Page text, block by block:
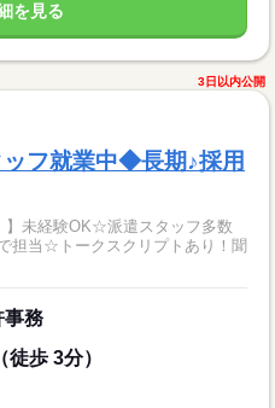
を見る
3日以内公開
ッフ就業中◆長期♪採用
未経験OK☆派遣スタッフ多数
担当☆トークスクリプトあり！聞
事務
歩 3分）